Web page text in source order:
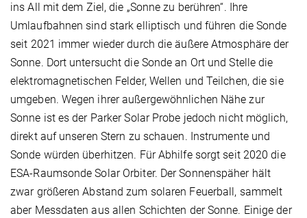
ins All mit dem Ziel, die „Sonne zu berühren“. Ihre
Umlaufbahnen sind stark elliptisch und führen die Sonde
seit 2021 immer wieder durch die äußere Atmosphäre der
Sonne. Dort untersucht die Sonde an Ort und Stelle die
elektromagnetischen Felder, Wellen und Teilchen, die sie
umgeben. Wegen ihrer außergewöhnlichen Nähe zur
Sonne ist es der Parker Solar Probe jedoch nicht möglich,
direkt auf unseren Stern zu schauen. Instrumente und
Sonde würden überhitzen. Für Abhilfe sorgt seit 2020 die
ESA-Raumsonde Solar Orbiter. Der Sonnenspäher hält
zwar größeren Abstand zum solaren Feuerball, sammelt
aber Messdaten aus allen Schichten der Sonne. Einige der